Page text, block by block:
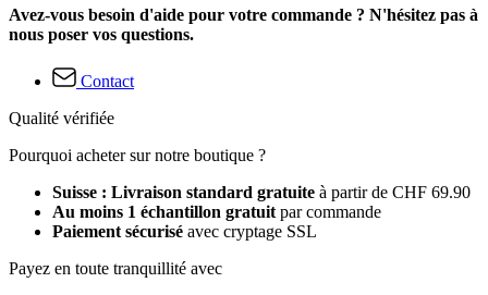
Avez-vous besoin d'aide pour votre commande ? N'hésitez pas à
nous poser vos questions.
Contact
Qualité vérifiée
Pourquoi acheter sur notre boutique ?
Suisse : Livraison standard gratuite à partir de CHF 69.90
Au moins 1 échantillon gratuit par commande
Paiement sécurisé avec cryptage SSL
Payez en toute tranquillité avec